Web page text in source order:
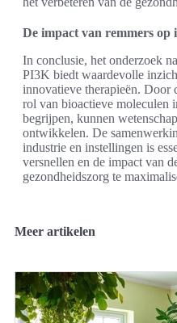
De impact van remmers op
In conclusie, het onderzoek
PI3K biedt waardevolle
innovatieve therapieën. Door
rol van bioactieve moleculen
begrijpen, kunnen
ontwikkelen. De
industrie en instellingen is
versnellen en de impact van
gezondheidszorg te
Meer artikelen